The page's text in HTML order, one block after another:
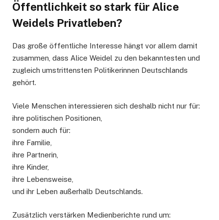
Öffentlichkeit so stark für Alice
Weidels Privatleben?
Das große öffentliche Interesse hängt vor allem damit
zusammen, dass Alice Weidel zu den bekanntesten und
zugleich umstrittensten Politikerinnen Deutschlands
gehört.
Viele Menschen interessieren sich deshalb nicht nur für:
ihre politischen Positionen,
sondern auch für:
ihre Familie,
ihre Partnerin,
ihre Kinder,
ihre Lebensweise,
und ihr Leben außerhalb Deutschlands.
Zusätzlich verstärken Medienberichte rund um: